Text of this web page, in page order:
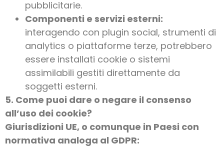
pubblicitarie.
Componenti e servizi esterni:
interagendo con plugin social, strumenti di
analytics o piattaforme terze, potrebbero
essere installati cookie o sistemi
assimilabili gestiti direttamente da
soggetti esterni.
5. Come puoi dare o negare il consenso
all’uso dei cookie?
Giurisdizioni UE, o comunque in Paesi con
normativa analoga al GDPR: